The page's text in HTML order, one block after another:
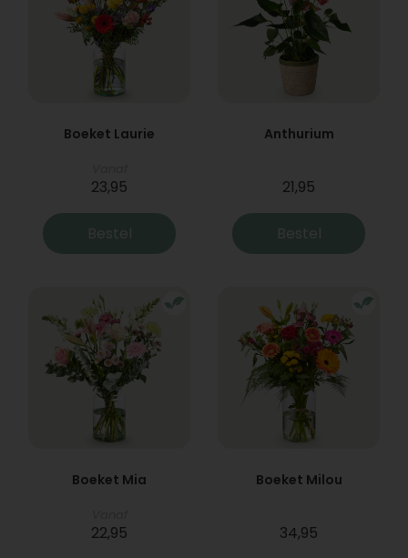
Boeket Laurie
23,95
Bestel
Anthurium
21,95
Bestel
Boeket Mia
22,95
Boeket Milou
34,95